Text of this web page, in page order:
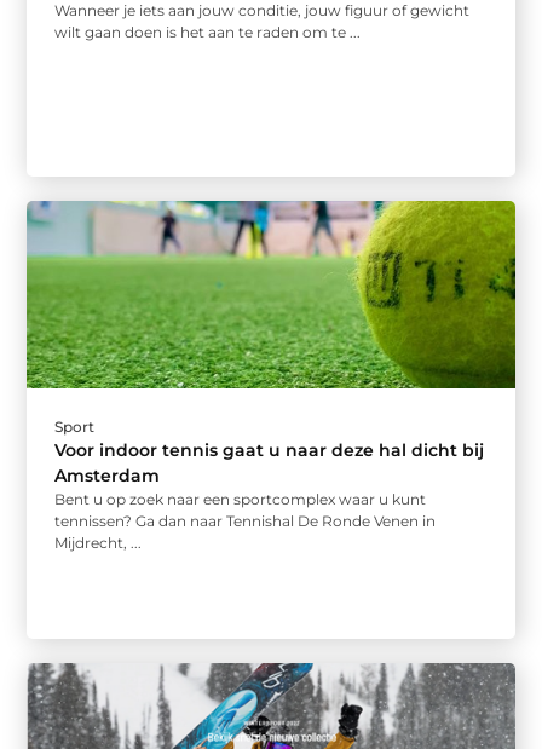
Wanneer je iets aan jouw conditie, jouw figuur of gewicht
wilt gaan doen is het aan te raden om te ...
Sport
Voor indoor tennis gaat u naar deze hal dicht bij
Amsterdam
Bent u op zoek naar een sportcomplex waar u kunt
tennissen? Ga dan naar Tennishal De Ronde Venen in
Mijdrecht, ...